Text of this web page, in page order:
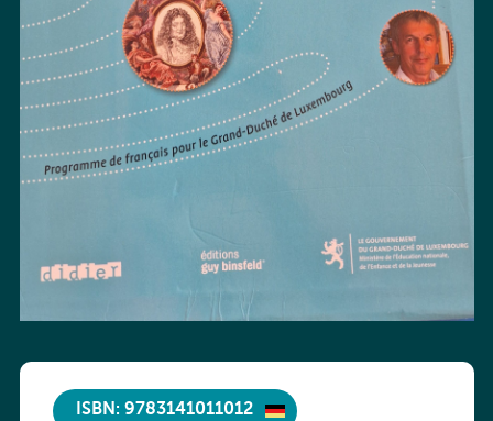
ISBN: 9783141011012